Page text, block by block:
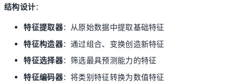
结构设计：
特征提取器：从原始数据中提取基础特征
特征构造器：通过组合、变换创造新特征
特征选择器：筛选最具预测能力的特征
特征编码器：将类别特征转换为数值特征